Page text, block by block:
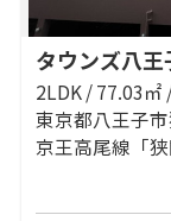
2LDK / 77.03㎡
東京都八王子
京王高尾線「